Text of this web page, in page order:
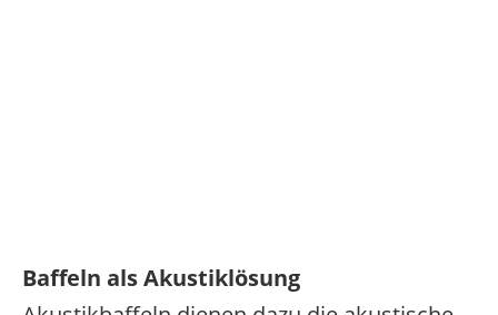
Baffeln als Akustiklösung